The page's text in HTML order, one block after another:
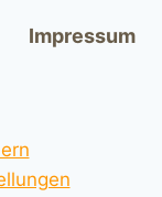
Impressum